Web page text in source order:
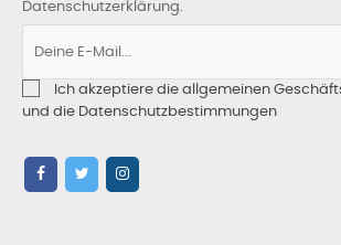
Datenschutzerklärung.
Ich akzeptiere die allgemeinen
und die Datenschutzbestimmungen